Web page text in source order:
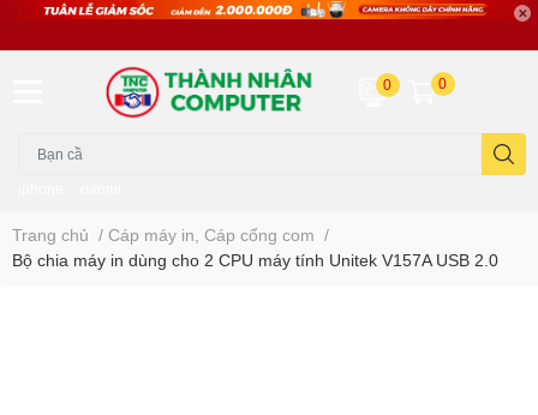
0 0
Trang chủ / Cáp máy in, Cáp cổng com /
Bộ chia máy in dùng cho 2 CPU máy tính Unitek V157A USB 2.0